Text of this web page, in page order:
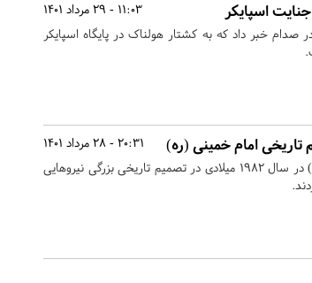
11:03 - 29 مرداد 1401 اسپایکر
صدام خبر داد که به کشتار هولناک در پایگاه اسپایکر
20:31 - 28 مرداد 1401 تاریخی امام خمینی (ره)
دبیرکل حزب الله لبنان گفت که امام خمینی (ره) در سال ۱۹۸۲ میلادی در تصمیم تاریخی بزرگی نیروهایی